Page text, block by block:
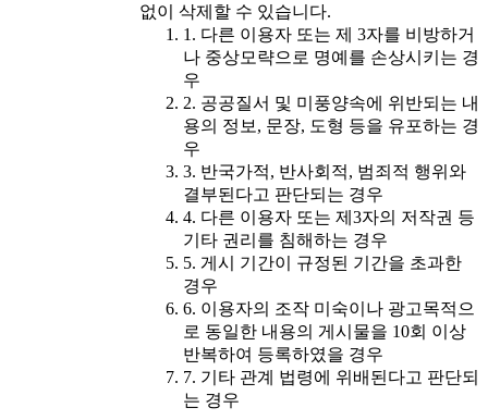
없이 삭제할 수 있습니다.
1. 다른 이용자 또는 제 3자를 비방하거
나 중상모략으로 명예를 손상시키는 경
우
2. 공공질서 및 미풍양속에 위반되는 내
용의 정보, 문장, 도형 등을 유포하는 경
우
3. 반국가적, 반사회적, 범죄적 행위와
결부된다고 판단되는 경우
4. 다른 이용자 또는 제3자의 저작권 등
기타 권리를 침해하는 경우
5. 게시 기간이 규정된 기간을 초과한
경우
6. 이용자의 조작 미숙이나 광고목적으
로 동일한 내용의 게시물을 10회 이상
반복하여 등록하였을 경우
7. 기타 관계 법령에 위배된다고 판단되
는 경우